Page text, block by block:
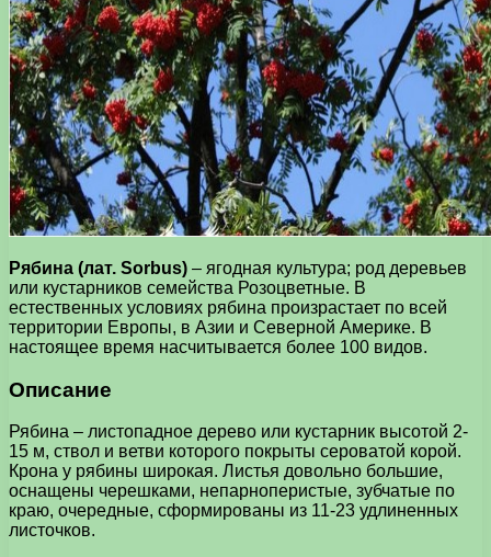
Рябина (лат. Sorbus) – ягодная культура; род деревьев
или кустарников семейства Розоцветные. В
естественных условиях рябина произрастает по всей
территории Европы, в Азии и Северной Америке. В
настоящее время насчитывается более 100 видов.
Описание
Рябина – листопадное дерево или кустарник высотой 2-
15 м, ствол и ветви которого покрыты сероватой корой.
Крона у рябины широкая. Листья довольно большие,
оснащены черешками, непарноперистые, зубчатые по
краю, очередные, сформированы из 11-23 удлиненных
листочков.